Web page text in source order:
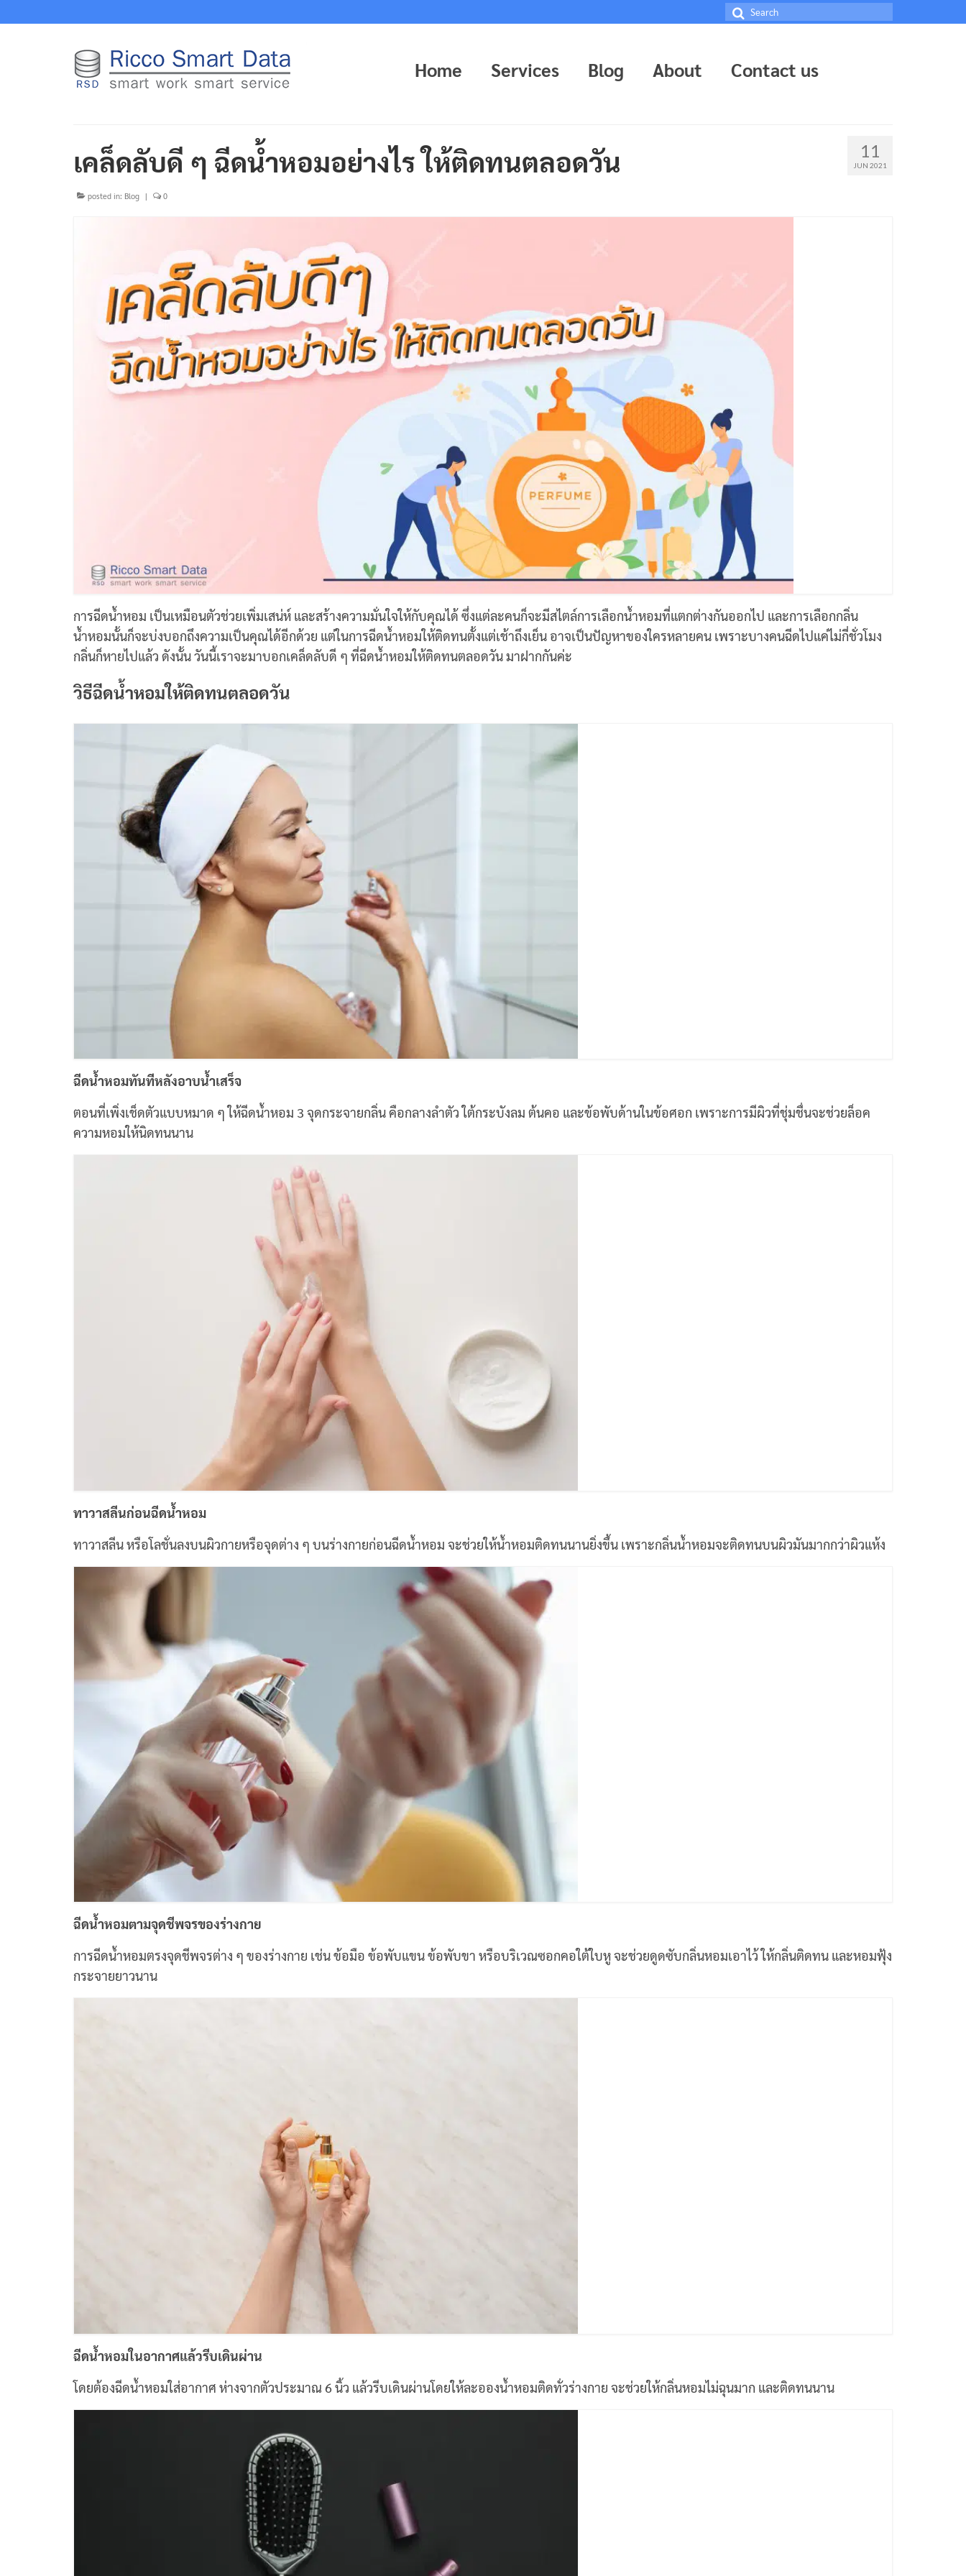
Search
Home Services Blog About Contact us
11
JUN 2021
เคล็ดลับดี ๆ ฉีดน้ำหอมอย่างไร ให้ติดทนตลอดวัน
posted in: Blog | 0
การฉีดน้ำหอม เป็นเหมือนตัวช่วยเพิ่มเสน่ห์ และสร้างความมั่นใจให้กับคุณได้ ซึ่งแต่ละคนก็จะมีสไตล์การเลือกน้ำหอมที่แตกต่างกันออกไป และการเลือกกลิ่น
น้ำหอมนั้นก็จะบ่งบอกถึงความเป็นคุณได้อีกด้วย แต่ในการฉีดน้ำหอมให้ติดทนตั้งแต่เช้าถึงเย็น อาจเป็นปัญหาของใครหลายคน เพราะบางคนฉีดไปแค่ไม่กี่ชั่วโมง
กลิ่นก็หายไปแล้ว ดังนั้น วันนี้เราจะมาบอกเคล็ดลับดี ๆ ที่ฉีดน้ำหอมให้ติดทนตลอดวัน มาฝากกันค่ะ
วิธีฉีดน้ำหอมให้ติดทนตลอดวัน
ฉีดน้ำหอมทันทีหลังอาบน้ำเสร็จ
ตอนที่เพิ่งเช็ดตัวแบบหมาด ๆ ให้ฉีดน้ำหอม 3 จุดกระจายกลิ่น คือกลางลำตัว ใต้กระบังลม ต้นคอ และข้อพับด้านในข้อศอก เพราะการมีผิวที่ชุ่มชื่นจะช่วยล็อค
ความหอมให้นิดทนนาน
ทาวาสลีนก่อนฉีดน้ำหอม
ทาวาสลีน หรือโลชั่นลงบนผิวกายหรือจุดต่าง ๆ บนร่างกายก่อนฉีดน้ำหอม จะช่วยให้น้ำหอมติดทนนานยิ่งขึ้น เพราะกลิ่นน้ำหอมจะติดทนบนผิวมันมากกว่าผิวแห้ง
ฉีดน้ำหอมตามจุดชีพจรของร่างกาย
การฉีดน้ำหอมตรงจุดชีพจรต่าง ๆ ของร่างกาย เช่น ข้อมือ ข้อพับแขน ข้อพับขา หรือบริเวณซอกคอใต้ใบหู จะช่วยดูดซับกลิ่นหอมเอาไว้ ให้กลิ่นติดทน และหอมฟุ้ง
กระจายยาวนาน
ฉีดน้ำหอมในอากาศแล้วรีบเดินผ่าน
โดยต้องฉีดน้ำหอมใส่อากาศ ห่างจากตัวประมาณ 6 นิ้ว แล้วรีบเดินผ่านโดยให้ละอองน้ำหอมติดทั่วร่างกาย จะช่วยให้กลิ่นหอมไม่ฉุนมาก และติดทนนาน